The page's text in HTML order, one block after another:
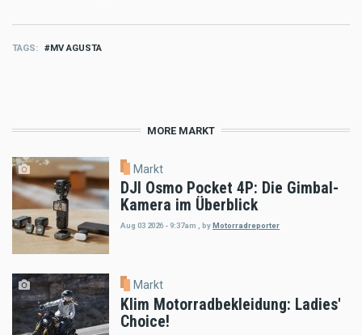
TAGS MV AGUSTA
MORE MARKT
Markt
DJI Osmo Pocket 4P: Die Gimbal-
Kamera im Überblick
Aug 03 2026 - 9:37am byMotorradreporter
Markt
Klim Motorradbekleidung: Ladies'
Choice!